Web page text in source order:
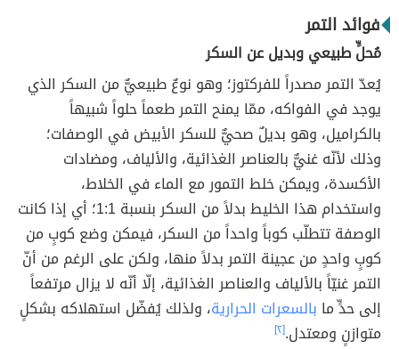
فوائد التمر
مُحلٍّ طبيعي وبديل عن السكر
يُعدّ التمر مصدراً للفركتوز؛ وهو نوعٌ طبيعيٌّ من السكر الذي
يوجد في الفواكه، ممّا يمنح التمر طعماً حلواً شبيهاً
بالكراميل، وهو بديلٌ صحيٌّ للسكر الأبيض في الوصفات؛
وذلك لأنّه غنيٌّ بالعناصر الغذائية، والألياف، ومضادات
الأكسدة، ويمكن خلط التمور مع الماء في الخلاط،
واستخدام هذا الخليط بدلاً من السكر بنسبة 1:1؛ أي إذا كانت
الوصفة تتطلّب كوباً واحداً من السكر، فيمكن وضع كوبٍ من
كوبٍ واحدٍ من عجينة التمر بدلاً منها، ولكن على الرغم من أنّ
التمر غنيّاً بالألياف والعناصر الغذائية، إلّا أنّه لا يزال مرتفعاً
إلى حدٍّ ما بالسعرات الحرارية، ولذلك يُفضّل استهلاكه بشكلٍ
متوازنٍ ومعتدل.[٢]